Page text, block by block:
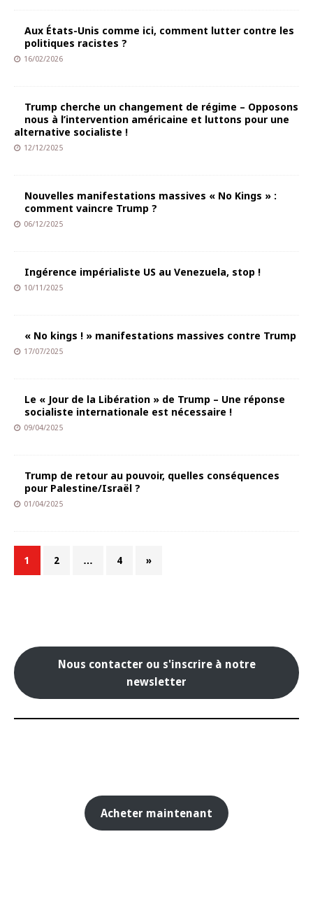
Aux États-Unis comme ici, comment lutter contre les
politiques racistes ?
16/02/2026
Trump cherche un changement de régime – Opposons
nous à l’intervention américaine et luttons pour une
alternative socialiste !
12/12/2025
​Nouvelles manifestations massives « No Kings » :
comment vaincre Trump ?
06/12/2025
Ingérence impérialiste US au Venezuela, stop !
10/11/2025
« No kings ! » manifestations massives contre Trump
17/07/2025
Le « Jour de la Libération » de Trump – Une réponse
socialiste internationale est nécessaire !
09/04/2025
Trump de retour au pouvoir, quelles conséquences
pour Palestine/Israël ?
01/04/2025
1 2 … 4 »
Nous contacter ou s'inscrire à notre
newsletter
Acheter maintenant